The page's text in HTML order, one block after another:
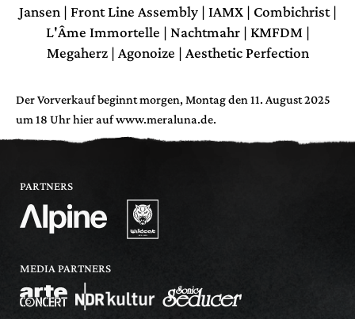
Jansen | Front Line Assembly | IAMX | Combichrist |
L'Âme Immortelle | Nachtmahr | KMFDM |
Megaherz | Agonoize | Aesthetic Perfection
Der Vorverkauf beginnt morgen, Montag den 11. August 2025
um 18 Uhr hier auf www.meraluna.de.
PARTNERS
MEDIA PARTNERS